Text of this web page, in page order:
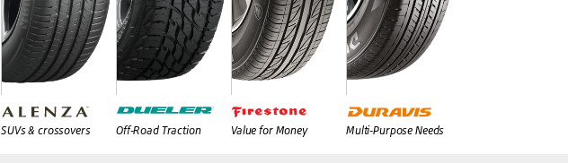
SUVs & crossovers Off-Road Traction Value for Money Multi-Purpose Needs